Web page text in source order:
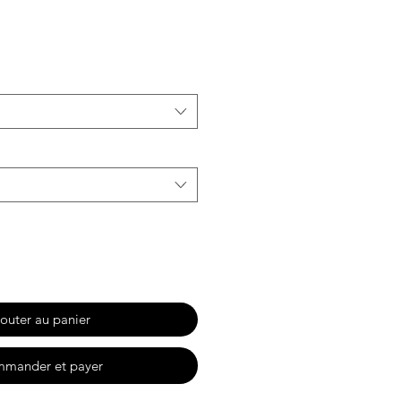
au panier
et payer